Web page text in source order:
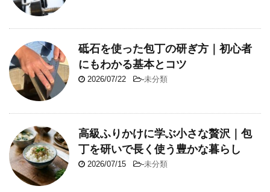
砥石を使った包丁の研ぎ方｜初心者
にもわかる基本とコツ
2026/07/22 -未分類
高級ふりかけに学ぶ小さな贅沢｜包
丁を研いで長く使う豊かな暮らし
2026/07/15 -未分類